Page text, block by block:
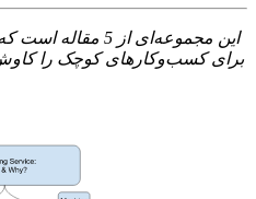
این مجموعه‌ای از
برای کسب‌وکارهای کوچک را